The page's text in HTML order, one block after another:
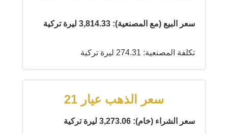
سعر البيع (مع المصنعية): 3,814.33 ليرة تركية
تكلفة المصنعية: 274.31 ليرة تركية
سعر الذهب عيار 21
سعر الشراء (خام): 3,273.06 ليرة تركية